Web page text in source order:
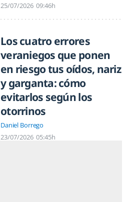
25/07/2026 09:46h
Los cuatro errores
veraniegos que ponen
en riesgo tus oídos, nariz
y garganta: cómo
evitarlos según los
otorrinos
Daniel Borrego
23/07/2026 05:45h